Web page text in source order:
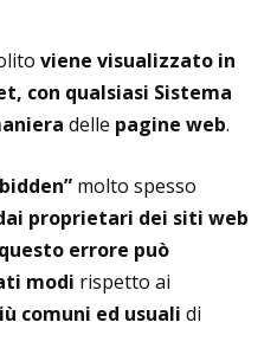
viene visualizzato in
con qualsiasi Sistema
delle pagine web.
molto spesso
proprietari dei siti web
errore può
modi rispetto ai
comuni ed usuali di